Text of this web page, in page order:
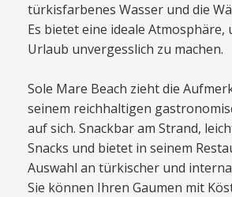
türkisfarbenes Wasser und die
Es bietet eine ideale Atmosphäre,
Urlaub unvergesslich zu machen.
Sole Mare Beach zieht die
seinem reichhaltigen
auf sich. Snackbar am Strand,
Snacks und bietet in seinem
Auswahl an türkischer und
Sie können Ihren Gaumen mit